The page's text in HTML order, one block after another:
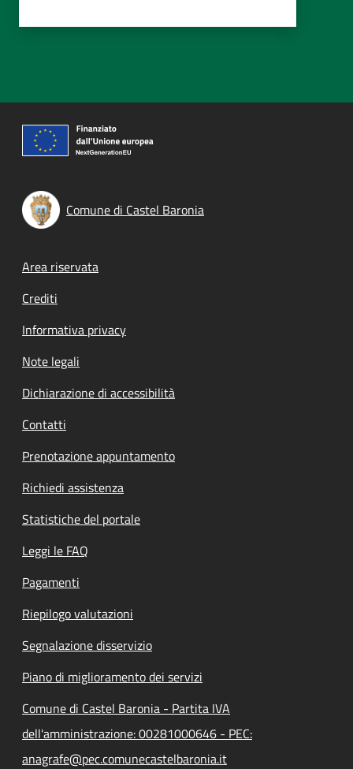
Comune di Castel Baronia
Footer menu
Area riservata
Crediti
Informativa privacy
Note legali
Dichiarazione di accessibilità
Contatti
Prenotazione appuntamento
Richiedi assistenza
Statistiche del portale
Leggi le FAQ
Pagamenti
Riepilogo valutazioni
Segnalazione disservizio
Piano di miglioramento dei servizi
Comune di Castel Baronia - Partita IVA
dell'amministrazione: 00281000646 - PEC:
anagrafe@pec.comunecastelbaronia.it